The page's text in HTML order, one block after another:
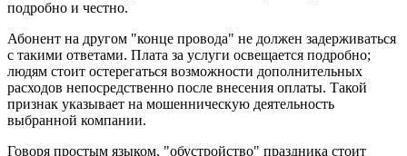
подробно и честно.
Абонент на другом "конце провода" не должен задерживаться
с такими ответами. Плата за услуги освещается подробно;
людям стоит остерегаться возможности дополнительных
расходов непосредственно после внесения оплаты. Такой
признак указывает на мошенническую деятельность
выбранной компании.
Говоря простым языком, "обустройство" праздника стоит